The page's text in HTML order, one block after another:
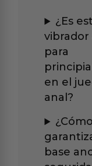
¿Es
para
en el
anal?
¿Cómo
base